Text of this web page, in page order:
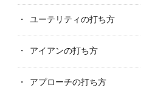
ユーテリティの打ち方
アイアンの打ち方
アプローチの打ち方